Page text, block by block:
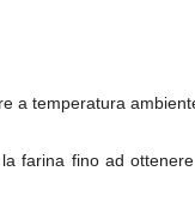
a temperatura
farina fino ad